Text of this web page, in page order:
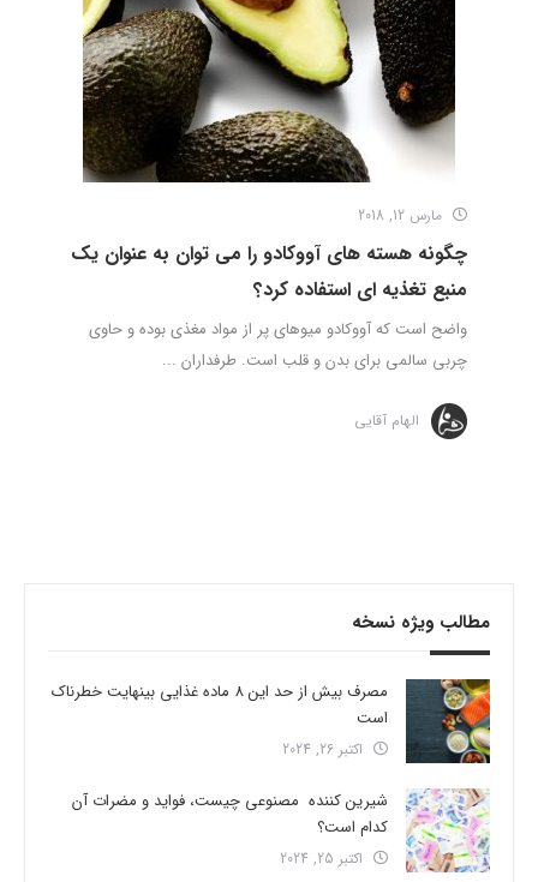
مارس 12, 2018
چگونه­ هسته های آووکادو را می توان به عنوان یک
منبع تغذیه ای استفاده کرد؟
واضح است که آووکادو میوه­ای پر از مواد مغذی بوده و حاوی
چربی سالمی برای بدن و قلب است. طرفداران ...
الهام آقایی
مطالب ویژه نسخه
مصرف بیش از حد این 8 ماده غذایی بینهایت خطرناک
است
اکتبر 26, 2024
شیرین کننده مصنوعی چیست، فواید و مضرات آن
کدام است؟
اکتبر 25, 2024